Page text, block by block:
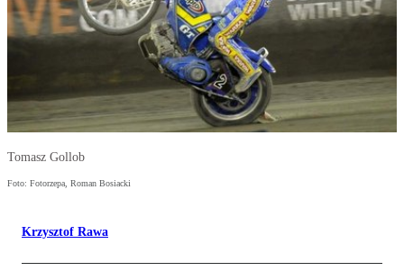
Tomasz Gollob
Foto: Fotorzepa, Roman Bosiacki
Krzysztof Rawa